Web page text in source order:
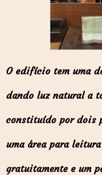
O edifício tem uma
dando luz natural a
constituído por dois
uma área para
gratuitamente e um